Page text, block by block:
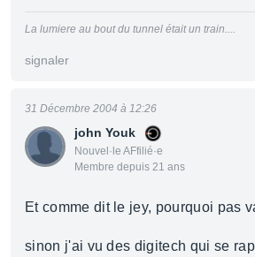
La lumiere au bout du tunnel était un train....
signaler
john Youk
Nouvel·le AFfilié·e
Membre depuis 21 ans
31 Décembre 2004 à 12:26
Et comme dit le jey, pourquoi pas
sinon j'ai vu des digitech qui se